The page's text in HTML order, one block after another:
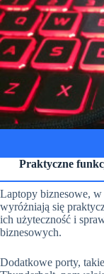
Praktyczne
Laptopy biznesowe,
wyróżniają się
ich użyteczność i
biznesowych.
Dodatkowe porty,